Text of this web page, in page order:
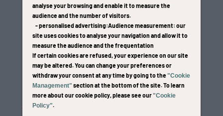
Alain PINON
parWeb and Cow |30/12/20
Archives
janvier 2026
analyse your browsing and enable it to measure the
audience and the number of visitors.
-personalised advertising:Audience measurement: our
site uses cookies to analyse your navigation and allow it to
measure the audience and the frequentation
If certain cookies are refused, your experience on our site
may be altered. You can change your preferences or
withdraw your consent at any time by going to the "Cookie
Management" section at the bottom of the site. To learn
more about our cookie policy, please see our"Cookie
Policy".